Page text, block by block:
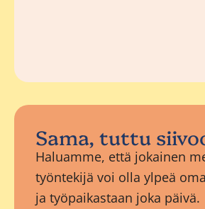
Sama, tuttu
Haluamme, että jokainen
työntekijä voi olla ylpeä
ja työpaikastaan joka päivä.